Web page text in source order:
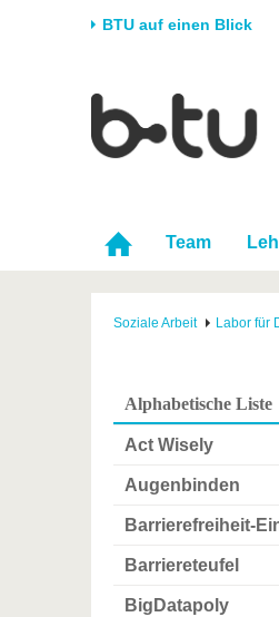
BTU auf einen Blick
Universität
Karriere & Engagement
Partnerschaften &
Strukturwandel
Team
Soziale Arbeit Labor für
Alphabetische Liste
Act Wisely
Augenbinden
Barrierefreiheit-
Barriereteufel
BigDatapoly